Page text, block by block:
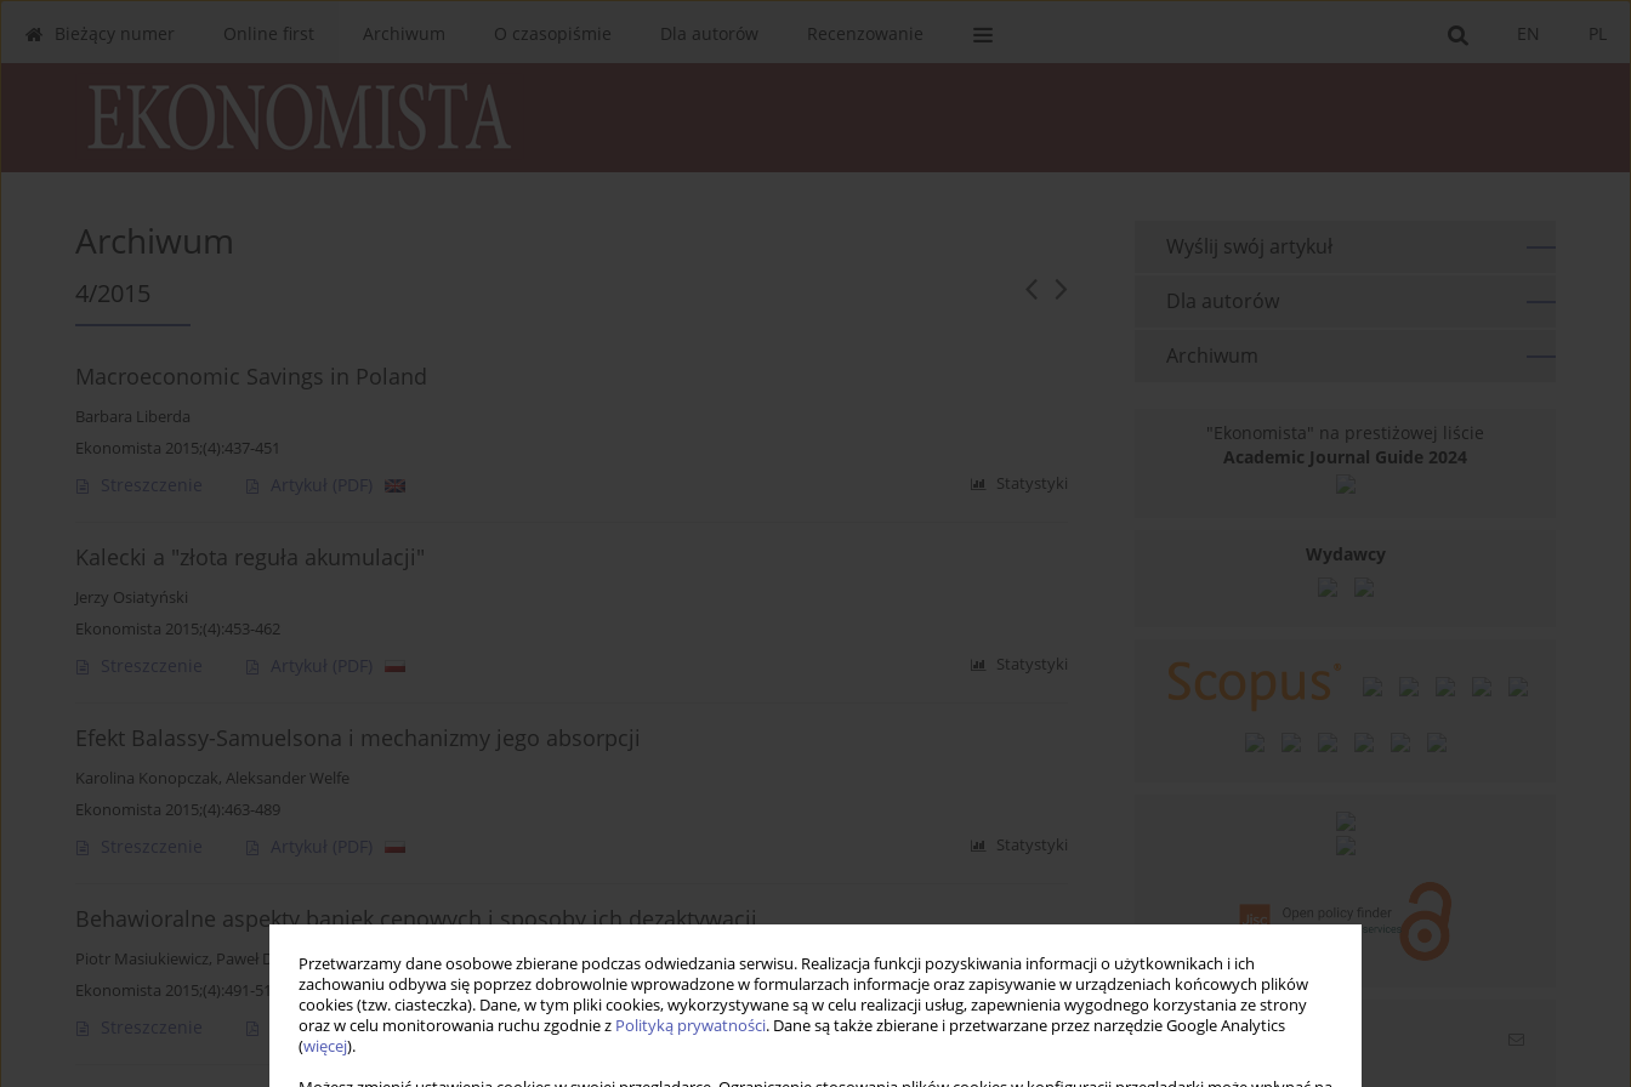
Przetwarzamy dane osobowe zbierane podczas odwiedzania serwisu. Realizacja funkcji pozyskiwania informacji o użytkownikach i ich
zachowaniu odbywa się poprzez dobrowolnie wprowadzone w formularzach informacje oraz zapisywanie w urządzeniach końcowych plików
cookies (tzw. ciasteczka). Dane, w tym pliki cookies, wykorzystywane są w celu realizacji usług, zapewnienia wygodnego korzystania ze strony
oraz w celu monitorowania ruchu zgodnie z Polityką prywatności. Dane są także zbierane i przetwarzane przez narzędzie Google Analytics
(więcej).
PL
EN
Bieżący numer Online first Archiwum O czasopiśmie Dla autorów Recenzowanie
Archiwum
4/2015
Macroeconomic Savings in Poland
Barbara Liberda
Ekonomista 2015;(4):437-451
Streszczenie Artykuł (PDF) Statystyki
Kalecki a "złota reguła akumulacji"
Jerzy Osiatyński
Ekonomista 2015;(4):453-462
Streszczenie Artykuł (PDF) Statystyki
Efekt Balassy-Samuelsona i mechanizmy jego absorpcji
Karolina Konopczak, Aleksander Welfe
Ekonomista 2015;(4):463-489
Streszczenie Artykuł (PDF) Statystyki
Behawioralne aspekty baniek cenowych i sposoby ich dezaktywacji
Piotr Masiukiewicz, Paweł Dec
Ekonomista 2015;(4):491-513
Streszczenie Artykuł(PDF) Statystyki
Wyślij swój artykuł
Dla autorów
Archiwum
"Ekonomista" na prestiżowej liście
Academic Journal Guide 2024
Wydawcy
Newsletter